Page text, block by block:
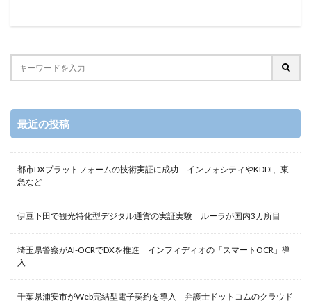
最近の投稿
都市DXプラットフォームの技術実証に成功 インフォシティやKDDI、東
急など
伊豆下田で観光特化型デジタル通貨の実証実験 ルーラが国内3カ所目
埼玉県警察がAI-OCRでDXを推進 インフィディオの「スマートOCR」導
入
千葉県浦安市がWeb完結型電子契約を導入 弁護士ドットコムのクラウド